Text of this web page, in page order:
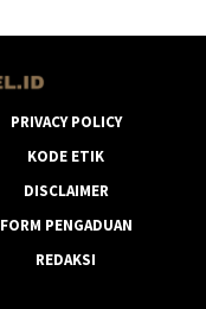
PRIVACY POLICY
KODE ETIK
DISCLAIMER
FORM PENGADUAN
REDAKSI